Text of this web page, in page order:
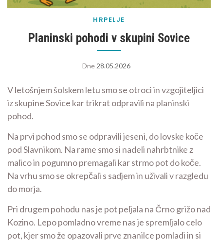
HRPELJE
Planinski pohodi v skupini Sovice
Dne 28.05.2026
V letošnjem šolskem letu smo se otroci in vzgojiteljici
iz skupine Sovice kar trikrat odpravili na planinski
pohod.
Na prvi pohod smo se odpravili jeseni, do lovske koče
pod Slavnikom. Na rame smo si nadeli nahrbtnike z
malico in pogumno premagali kar strmo pot do koče.
Na vrhu smo se okrepčali s sadjem in uživali v razgledu
do morja.
Pri drugem pohodu nas je pot peljala na Črno grižo nad
Kozino. Lepo pomladno vreme nas je spremljalo celo
pot, kjer smo že opazovali prve znanilce pomladi in si